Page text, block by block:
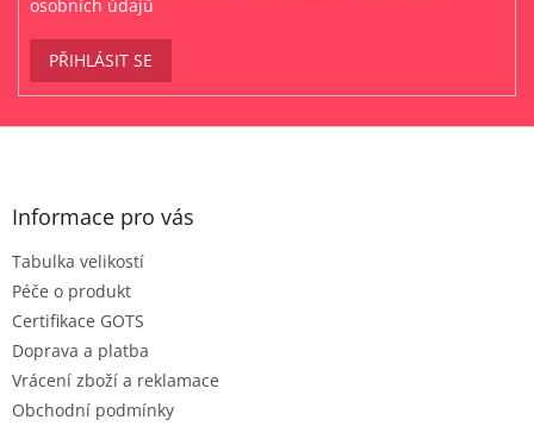
osobních údajů
PŘIHLÁSIT SE
Z
Informace pro vás
Tabulka velikostí
Péče o produkt
Certifikace GOTS
Doprava a platba
Vrácení zboží a reklamace
Obchodní podmínky